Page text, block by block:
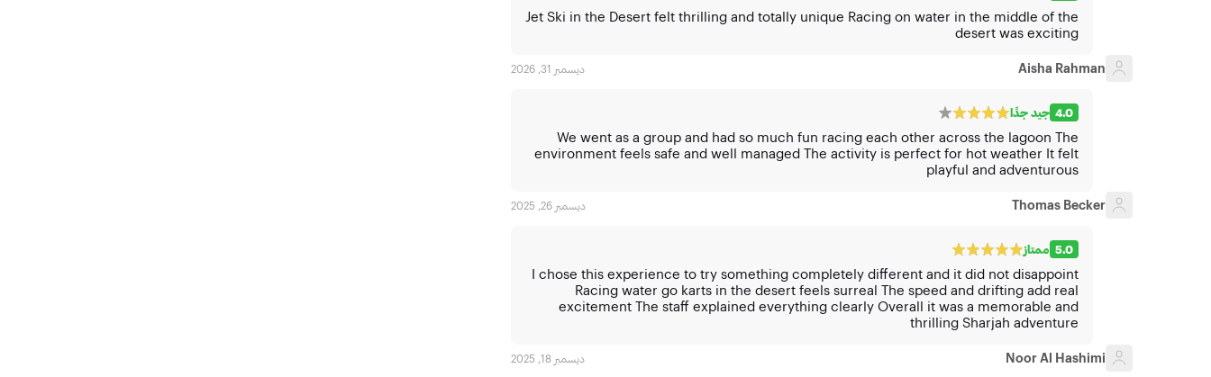
Jet Ski in the Desert felt thrilling and totally unique Racing on water in the middle of the
desert was exciting
Aisha Rahman ديسمبر 31, 2026
4.0 جيد جدًا
We went as a group and had so much fun racing each other across the lagoon The
environment feels safe and well managed The activity is perfect for hot weather It felt
playful and adventurous
Thomas Becker ديسمبر 26, 2025
5.0 ممتاز
I chose this experience to try something completely different and it did not disappoint
Racing water go karts in the desert feels surreal The speed and drifting add real
excitement The staff explained everything clearly Overall it was a memorable and
thrilling Sharjah adventure
Noor Al Hashimi ديسمبر 18, 2025